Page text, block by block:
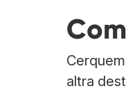
altra